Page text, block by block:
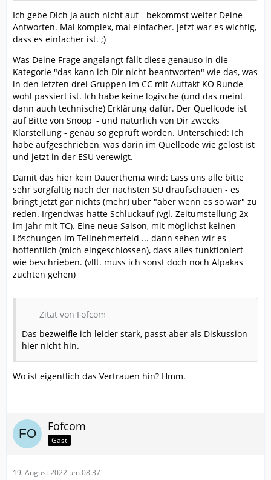
Ich gebe Dich ja auch nicht auf - bekommst weiter Deine
Antworten. Mal komplex, mal einfacher. Jetzt war es wichtig,
dass es einfacher ist. ;)
Was Deine Frage angelangt fällt diese genauso in die
Kategorie "das kann ich Dir nicht beantworten" wie das, was
in den letzten drei Gruppen im CC mit Auftakt KO Runde
wohl passiert ist. Ich habe keine logische (und das meint
dann auch technische) Erklärung dafür. Der Quellcode ist
auf Bitte von Snoop' - und natürlich von Dir zwecks
Klarstellung - genau so geprüft worden. Unterschied: Ich
habe aufgeschrieben, was darin im Quellcode wie gelöst ist
und jetzt in der ESU verewigt.
Damit das hier kein Dauerthema wird: Lass uns alle bitte
sehr sorgfältig nach der nächsten SU draufschauen - es
bringt jetzt gar nichts (mehr) über "aber wenn es so war" zu
reden. Irgendwas hatte Schluckauf (vgl. Zeitumstellung 2x
im Jahr mit TC). Eine neue Saison, mit möglichst keinen
Löschungen im Teilnehmerfeld ... dann sehen wir es
hoffentlich (mich eingeschlossen), dass alles funktioniert
wie beschrieben. (vllt. muss ich sonst doch noch Alpakas
züchten gehen)
Zitat von Fofcom
Das bezweifle ich leider stark, passt aber als Diskussion
hier nicht hin.
Wo ist eigentlich das Vertrauen hin? Hmm.
Fofcom
Gast
19. August 2022 um 08:37